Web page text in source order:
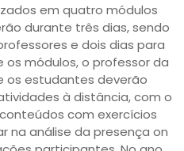
em quatro módulos
durante três dias, sendo
e dois dias para
os módulos, o professor da
os estudantes deverão
à distância, com o
com exercícios
na análise da presença on